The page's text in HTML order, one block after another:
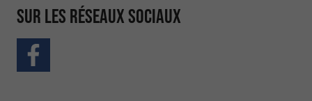
Sur les réseaux sociaux